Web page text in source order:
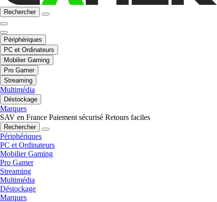
Rechercher
Périphériques
PC et Ordinateurs
Mobilier Gaming
Pro Gamer
Streaming
Multimédia
Déstockage
Marques
SAV en France Paiement sécurisé Retours faciles
Rechercher
Périphériques
PC et Ordinateurs
Mobilier Gaming
Pro Gamer
Streaming
Multimédia
Déstockage
Marques